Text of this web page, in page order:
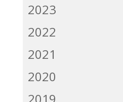
2023
2022
2021
2020
2019